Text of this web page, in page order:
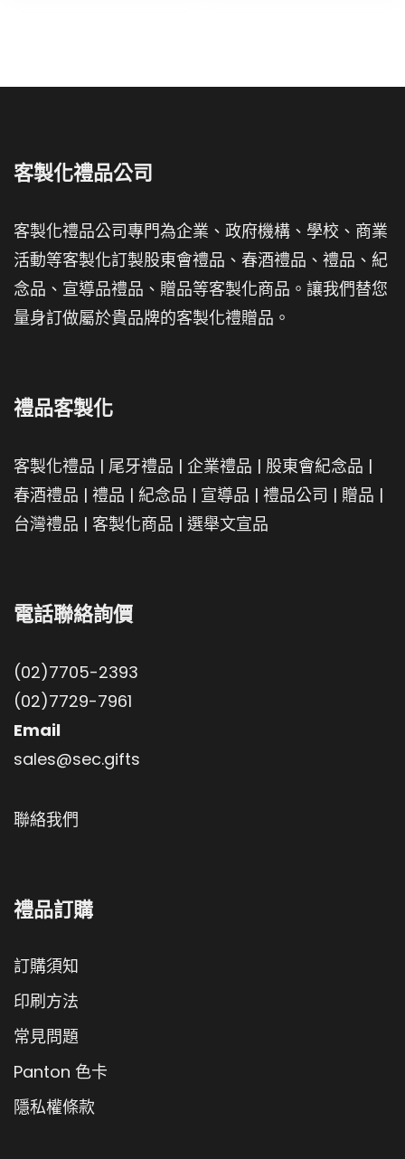
客製化禮品公司
客製化禮品公司專門為企業、政府機構、學校、商業
活動等客製化訂製股東會禮品、春酒禮品、禮品、紀
念品、宣導品禮品、贈品等客製化商品。讓我們替您
量身訂做屬於貴品牌的客製化禮贈品。
禮品客製化
客製化禮品 | 尾牙禮品 | 企業禮品 | 股東會紀念品 |
春酒禮品 | 禮品 | 紀念品 | 宣導品 | 禮品公司 | 贈品 |
台灣禮品 | 客製化商品 | 選舉文宣品
電話聯絡詢價
(02)7705-2393
(02)7729-7961
Email
sales@sec.gifts
聯絡我們
禮品訂購
訂購須知
印刷方法
常見問題
Panton 色卡
隱私權條款